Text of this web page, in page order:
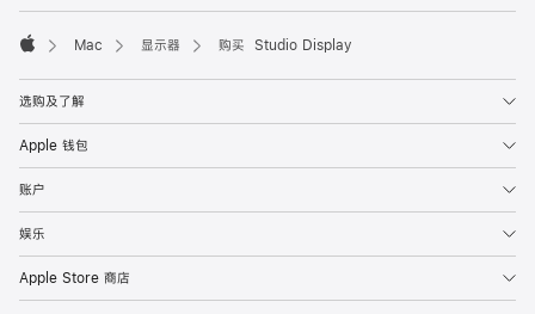
Mac 显示器 购买 Studio Display
选购及了解
Apple 钱包
账户
娱乐
Apple Store 商店